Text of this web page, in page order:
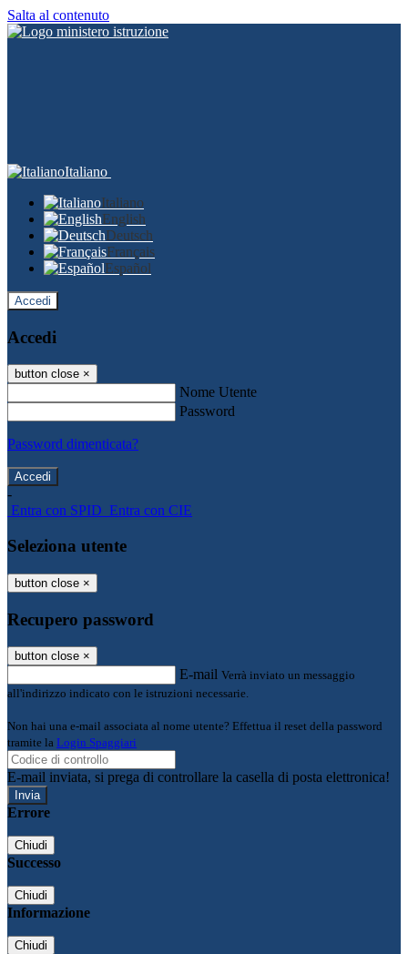
Salta al contenuto
Italiano
Italiano
English
Deutsch
Français
Español
Accedi
Accedi
button close ×
Nome Utente
Password
Password dimenticata?
-
Entra con SPID Entra con CIE
Seleziona utente
button close ×
Recupero password
button close ×
E-mail Verrà inviato un messaggio
all'indirizzo indicato con le istruzioni necessarie.
Non hai una e-mail associata al nome utente? Effettua il reset della password
tramite la Login Spaggiari
E-mail inviata, si prega di controllare la casella di posta elettronica!
Errore
Chiudi
Successo
Chiudi
Informazione
Chiudi